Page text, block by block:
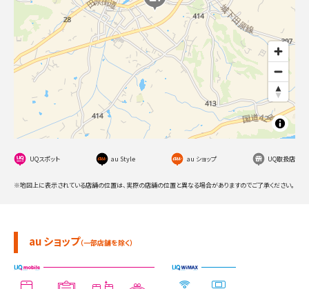
UQスポット au Style au ショップ UQ取扱店
※地図上に表示されている店舗の位置は、実際の店舗の位置と異なる場合がありますのでご了承ください。
au ショップ（一部店舗を除く）